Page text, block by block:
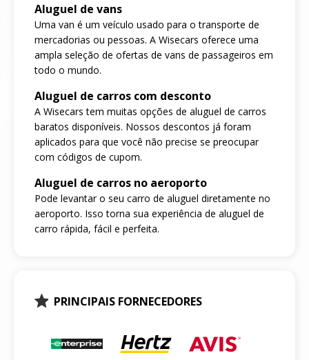
Aluguel de vans
Uma van é um veículo usado para o transporte de
mercadorias ou pessoas. A Wisecars oferece uma
ampla seleção de ofertas de vans de passageiros em
todo o mundo.
Aluguel de carros com desconto
A Wisecars tem muitas opções de aluguel de carros
baratos disponíveis. Nossos descontos já foram
aplicados para que você não precise se preocupar
com códigos de cupom.
Aluguel de carros no aeroporto
Pode levantar o seu carro de aluguel diretamente no
aeroporto. Isso torna sua experiência de aluguel de
carro rápida, fácil e perfeita.
PRINCIPAIS FORNECEDORES